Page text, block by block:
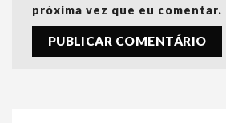
próxima vez que eu comentar.